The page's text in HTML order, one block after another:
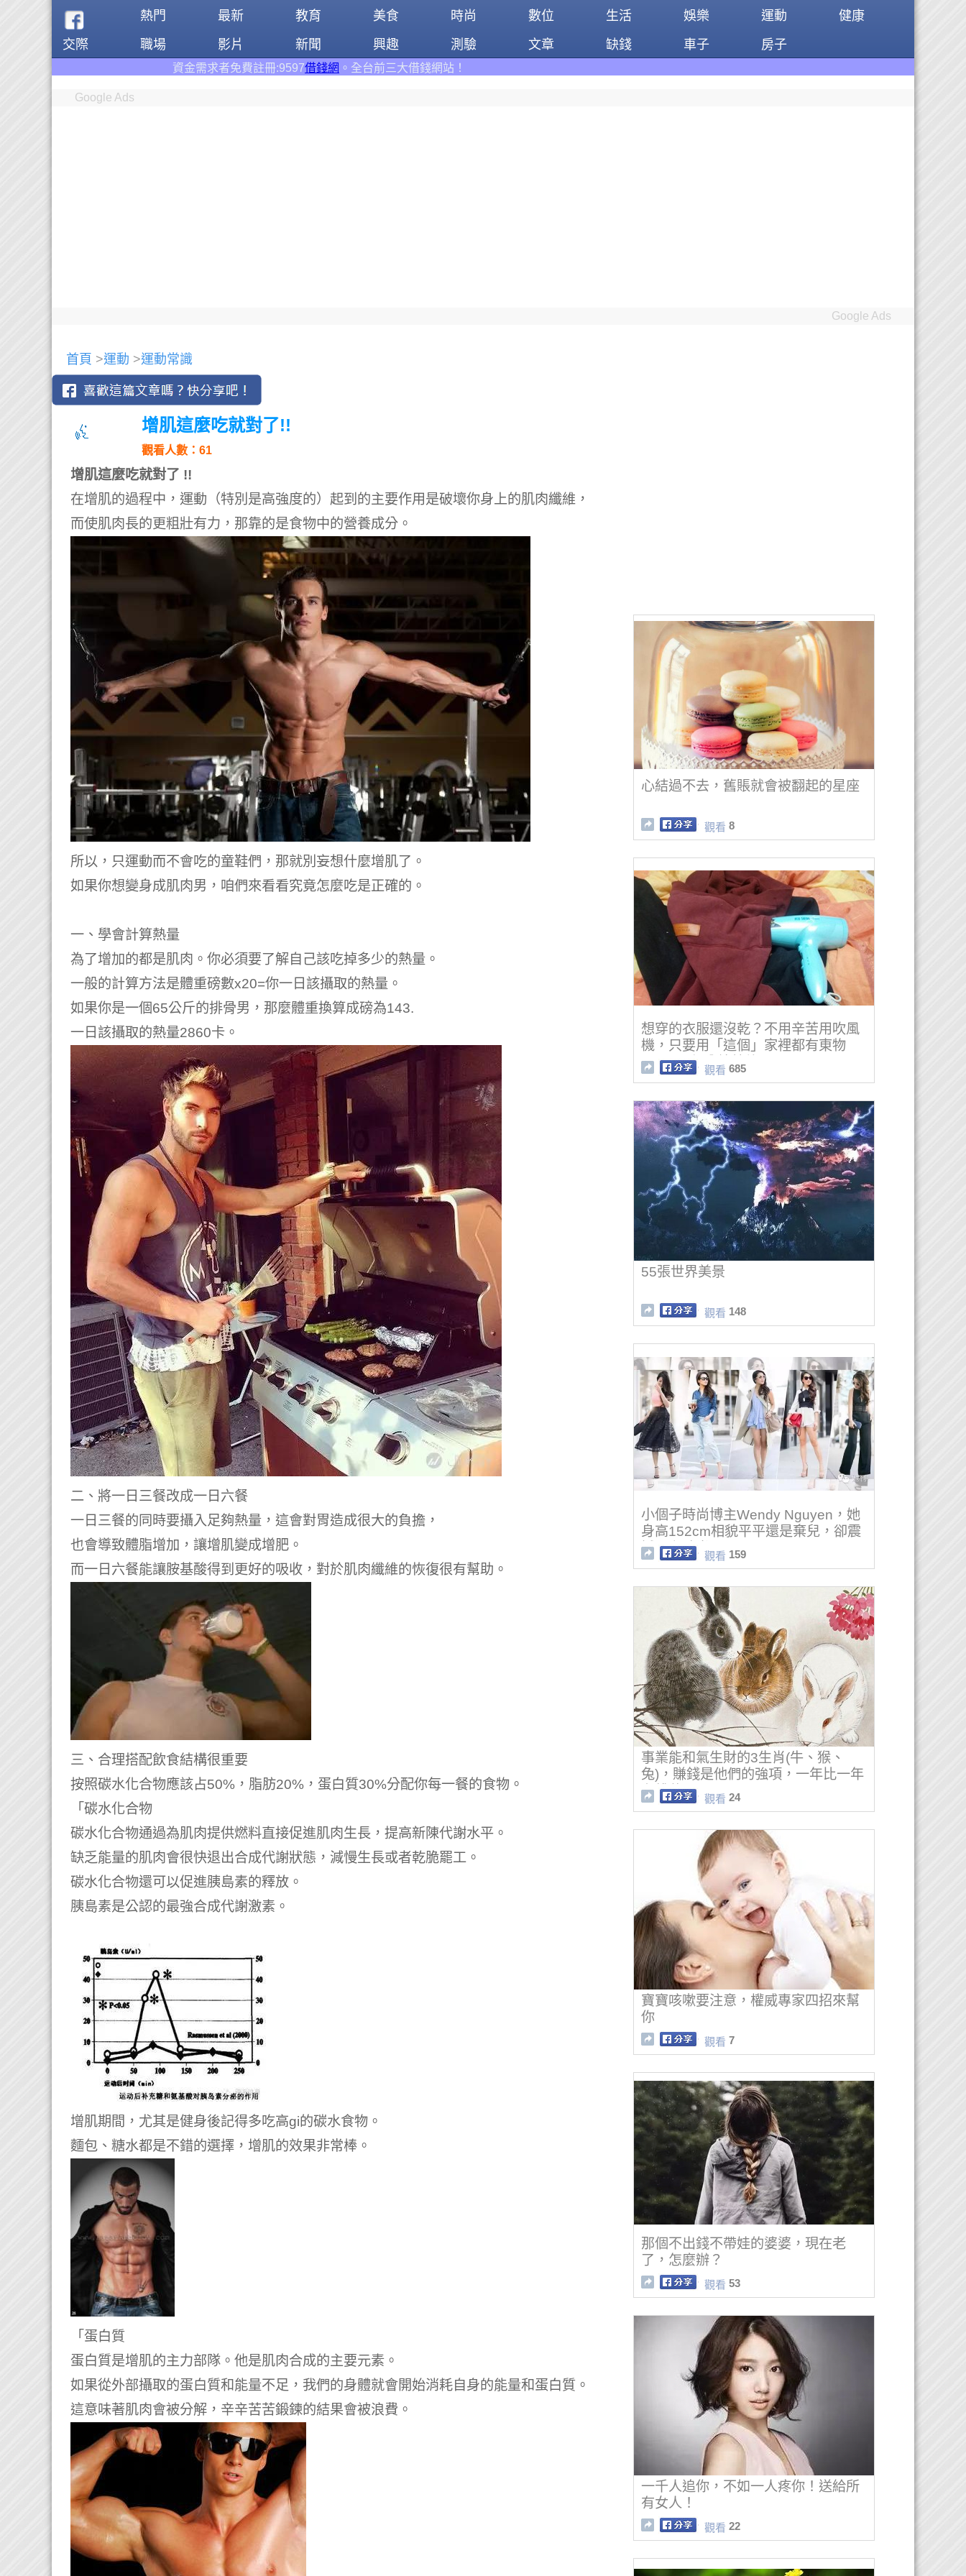
熱門 最新 教育 美食 時尚 數位 生活 娛樂 運動
健康
交際
職場 影片 新聞 興趣 測驗 文章 缺錢 車子 房子
資金需求者免費註冊:9597借錢網。全台前三大借錢網站！
Google Ads
Google Ads
首頁 >運動 >運動常識
增肌這麼吃就對了!!
觀看人數：61
增肌這麼吃就對了 !!
在增肌的過程中，運動（特別是高強度的）起到的主要作用是破壞你身上的肌肉纖維，
而使肌肉長的更粗壯有力，那靠的是食物中的營養成分。
所以，只運動而不會吃的童鞋們，那就別妄想什麼增肌了。
如果你想變身成肌肉男，咱們來看看究竟怎麼吃是正確的。
一、學會計算熱量
為了增加的都是肌肉。你必須要了解自己該吃掉多少的熱量。
一般的計算方法是體重磅數x20=你一日該攝取的熱量。
如果你是一個65公斤的排骨男，那麼體重換算成磅為143.
一日該攝取的熱量2860卡。
二、將一日三餐改成一日六餐
一日三餐的同時要攝入足夠熱量，這會對胃造成很大的負擔，
也會導致體脂增加，讓增肌變成增肥。
而一日六餐能讓胺基酸得到更好的吸收，對於肌肉纖維的恢復很有幫助。
三、合理搭配飲食結構很重要
按照碳水化合物應該占50%，脂肪20%，蛋白質30%分配你每一餐的食物。
「碳水化合物
碳水化合物通過為肌肉提供燃料直接促進肌肉生長，提高新陳代謝水平。
缺乏能量的肌肉會很快退出合成代謝狀態，減慢生長或者乾脆罷工。
碳水化合物還可以促進胰島素的釋放。
胰島素是公認的最強合成代謝激素。
增肌期間，尤其是健身後記得多吃高gi的碳水食物。
麵包、糖水都是不錯的選擇，增肌的效果非常棒。
「蛋白質
蛋白質是增肌的主力部隊。他是肌肉合成的主要元素。
如果從外部攝取的蛋白質和能量不足，我們的身體就會開始消耗自身的能量和蛋白質。
這意味著肌肉會被分解，辛辛苦苦鍛鍊的結果會被浪費。
心結過不去，舊賬就會被翻起的星座
觀看 8
想穿的衣服還沒乾？不用辛苦用吹風
機，只要用「這個」家裡都有東物
品，不到1分鐘就乾了！
觀看 685
55張世界美景
觀看 148
小個子時尚博主Wendy Nguyen，她
身高152cm相貌平平還是棄兒，卻震
撼長腿時尚圈
觀看 159
事業能和氣生財的3生肖(牛、猴、
兔)，賺錢是他們的強項，一年比一年
有錢花
觀看 24
寶寶咳嗽要注意，權威專家四招來幫
你
觀看 7
那個不出錢不帶娃的婆婆，現在老
了，怎麼辦？
觀看 53
一千人追你，不如一人疼你！送給所
有女人！
觀看 22